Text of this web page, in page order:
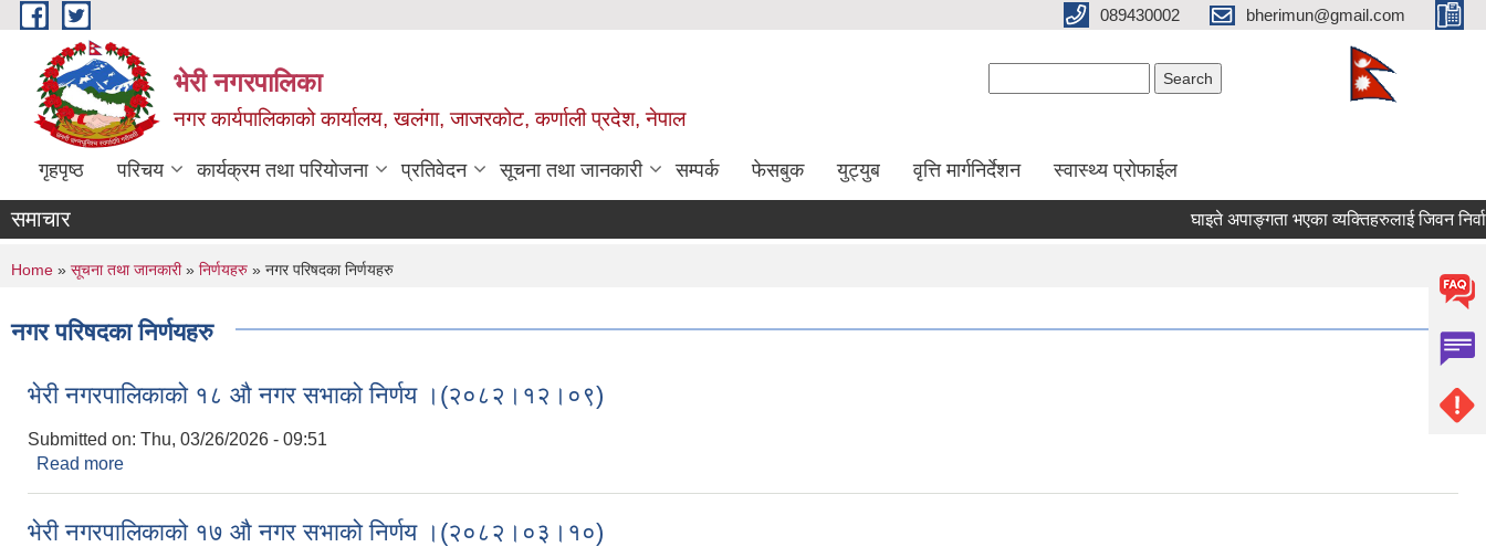
Skip to main content 089430002 bherimun@gmail.com
भेरी नगरपालिका
नगर कार्यपालिकाको कार्यालय, खलंगा, जाजरकोट, कर्णाली प्रदेश, नेपाल
गृहपृष्ठ परिचय कार्यक्रम तथा परियोजना प्रतिवेदन सूचना तथा जानकारी सम्पर्क फेसबुक युट्युब वृत्ति मार्गनिर्देशन स्वास्थ्य प्रोफाईल
समाचार घाइते अपाङ्गता भएका व्यक्तिहरुलाई जिवन निर्वाह
You are here
Home » सूचना तथा जानकारी» निर्णयहरु » नगर परिषदका निर्णयहरु
नगर परिषदका निर्णयहरु
भेरी नगरपालिकाको १८ औ नगर सभाको निर्णय ।(२०८२।१२।०९)
Submitted on: Thu, 03/26/2026 - 09:51
Read more
भेरी नगरपालिकाको १७ औ नगर सभाको निर्णय ।(२०८२।०३।१०)